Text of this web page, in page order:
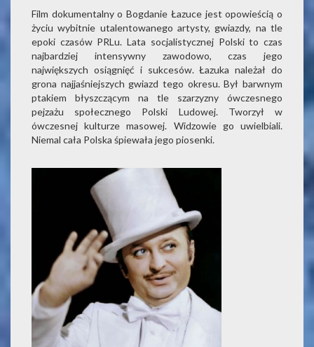
Film dokumentalny o Bogdanie Łazuce jest opowieścią o
życiu wybitnie utalentowanego artysty, gwiazdy, na tle
epoki czasów PRLu. Lata socjalistycznej Polski to czas
najbardziej intensywny zawodowo, czas jego
największych osiągnięć i sukcesów. Łazuka należał do
grona najjaśniejszych gwiazd tego okresu. Był barwnym
ptakiem błyszczącym na tle szarzyzny ówczesnego
pejzażu społecznego Polski Ludowej. Tworzył w
ówczesnej kulturze masowej. Widzowie go uwielbiali.
Niemal cała Polska śpiewała jego piosenki.